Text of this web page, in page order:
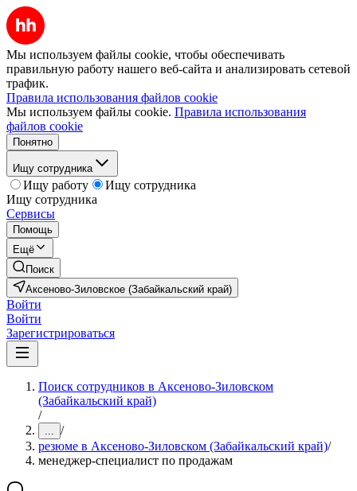
Мы используем файлы cookie, чтобы обеспечивать
правильную работу нашего веб-сайта и анализировать сетевой
трафик.
Правила использования файлов cookie
Мы используем файлы cookie. Правила использования
файлов cookie
Понятно
Ищу сотрудника
Ищу работу
Ищу сотрудника
Ищу сотрудника
Сервисы
Помощь
Ещё
Поиск
Аксеново-Зиловское (Забайкальский край)
Войти
Войти
Зарегистрироваться
Поиск сотрудников в Аксеново-Зиловском
(Забайкальский край)
/
... /
резюме в Аксеново-Зиловском (Забайкальский край)/
менеджер-специалист по продажам